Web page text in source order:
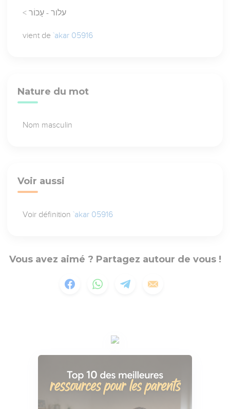
< עלור - עָכוֹר
vient de`akar 05916
Nature du mot
Nom masculin
Voir aussi
Voir définition`akar 05916
Vous avez aimé ? Partagez autour de vous !